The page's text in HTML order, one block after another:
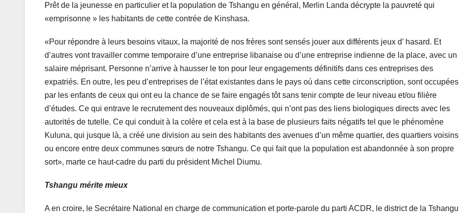
Prêt de la jeunesse en particulier et la population de Tshangu en général, Merlin Landa décrypte la pauvreté qui
«emprisonne » les habitants de cette contrée de Kinshasa.
«Pour répondre à leurs besoins vitaux, la majorité de nos frères sont sensés jouer aux différents jeux d’ hasard. Et
d’autres vont travailler comme temporaire d’une entreprise libanaise ou d’une entreprise indienne de la place, avec un
salaire méprisant. Personne n’arrive à hausser le ton pour leur engagements définitifs dans ces entreprises des
expatriés. En outre, les peu d’entreprises de l’état existantes dans le pays où dans cette circonscription, sont occupées
par les enfants de ceux qui ont eu la chance de se faire engagés tôt sans tenir compte de leur niveau et/ou filière
d’études. Ce qui entrave le recrutement des nouveaux diplômés, qui n’ont pas des liens biologiques directs avec les
autorités de tutelle. Ce qui conduit à la colère et cela est à la base de plusieurs faits négatifs tel que le phénomène
Kuluna, qui jusque là, a créé une division au sein des habitants des avenues d’un même quartier, des quartiers voisins
ou encore entre deux communes sœurs de notre Tshangu. Ce qui fait que la population est abandonnée à son propre
sort», marte ce haut-cadre du parti du président Michel Diumu.
Tshangu mérite mieux
A en croire, le Secrétaire National en charge de communication et porte-parole du parti ACDR, le district de la Tshangu